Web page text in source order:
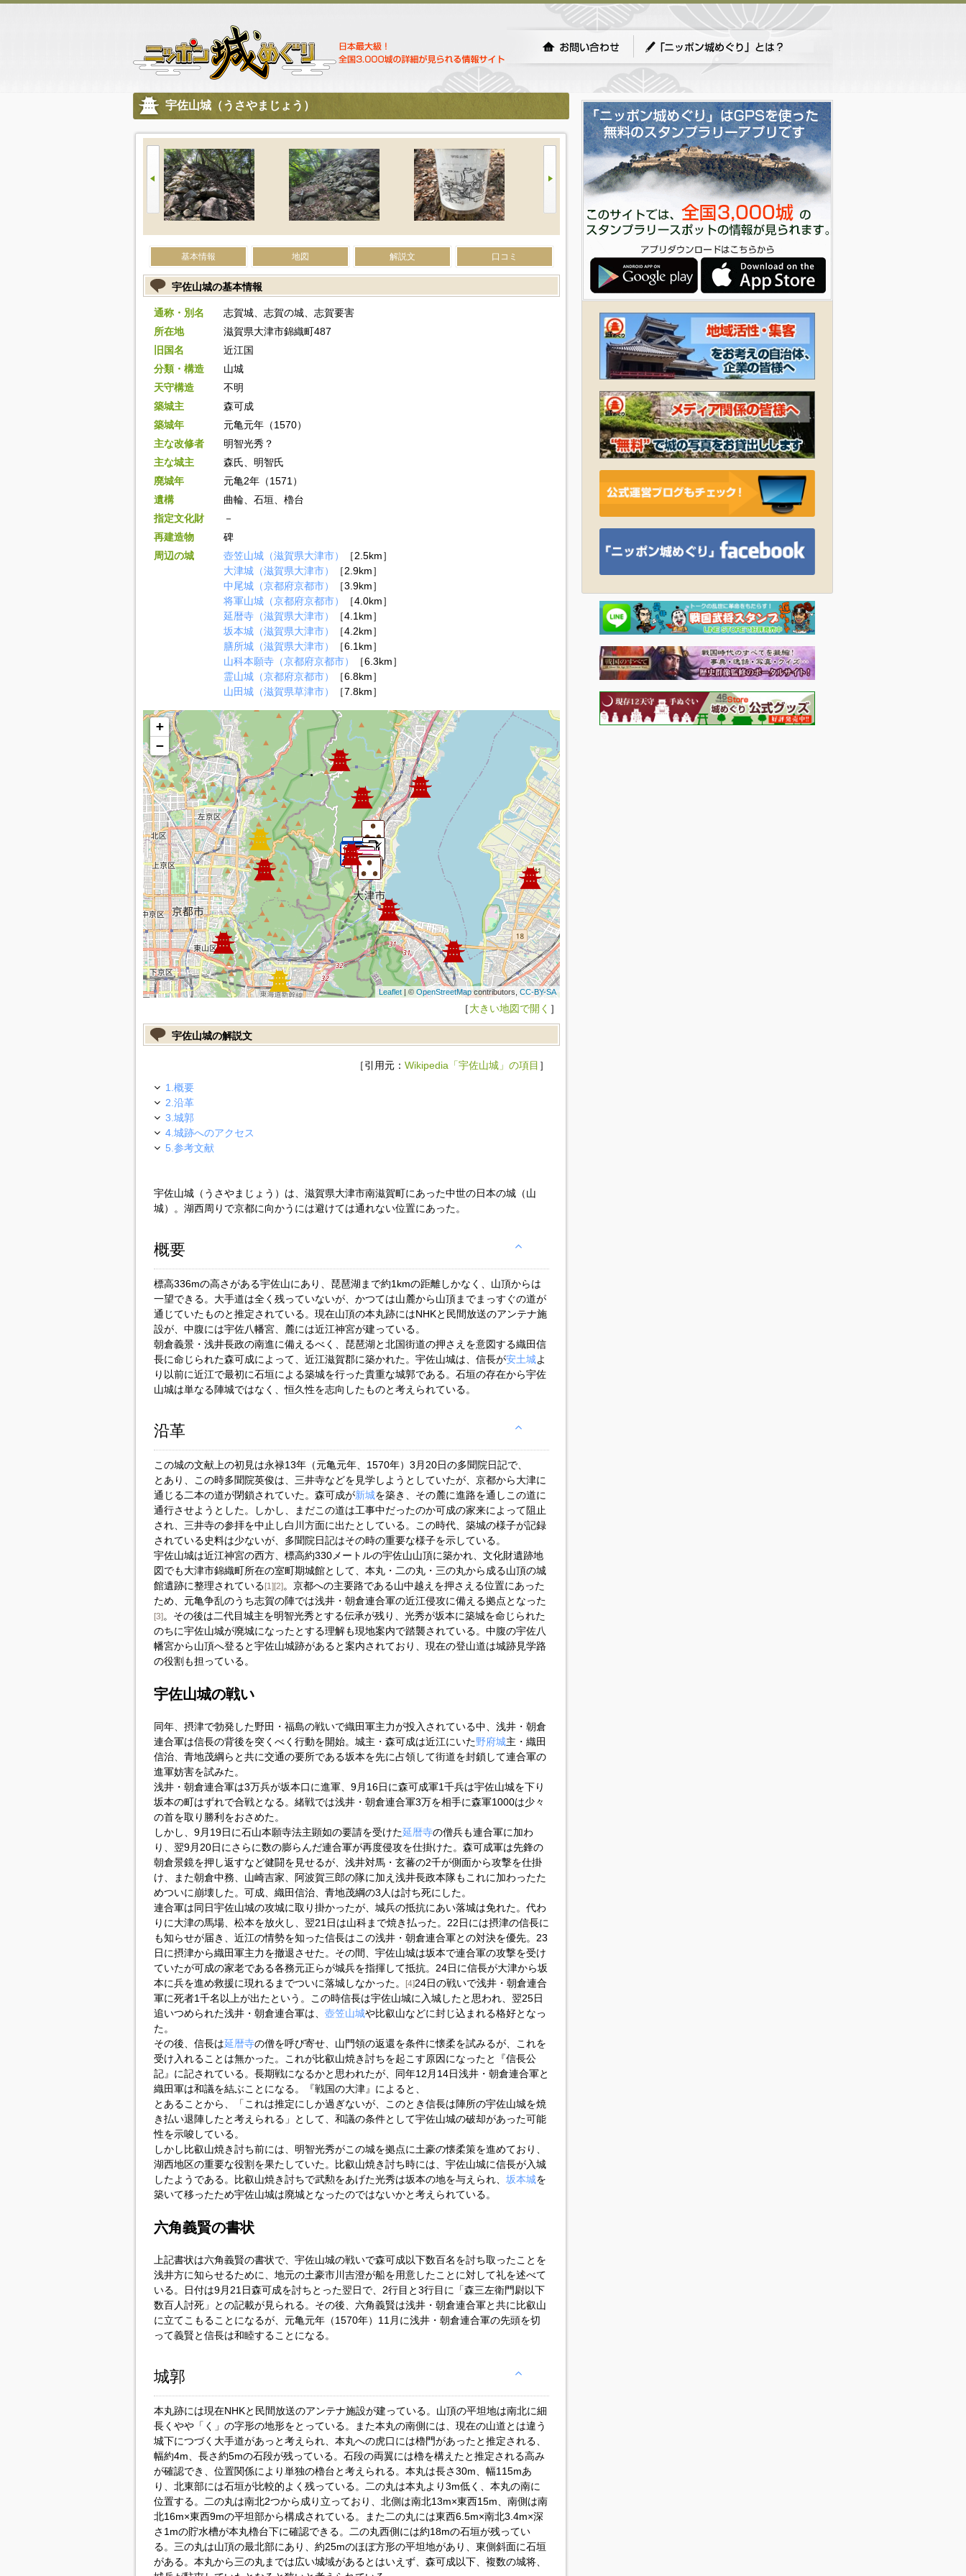
宇佐山城（うさやまじょう）
基本情報 地図 解説文 口コミ
宇佐山城の基本情報
通称・別名
志賀城、志賀の城、志賀要害
所在地
滋賀県大津市錦織町487
旧国名
近江国
分類・構造
山城
天守構造
不明
築城主
森可成
築城年
元亀元年（1570）
主な改修者
明智光秀？
主な城主
森氏、明智氏
廃城年
元亀2年（1571）
遺構
曲輪、石垣、櫓台
指定文化財
－
再建造物
碑
周辺の城
壺笠山城（滋賀県大津市）
［2.5km］
大津城（滋賀県大津市）
［2.9km］
中尾城（京都府京都市）
［3.9km］
将軍山城（京都府京都市）
［4.0km］
延暦寺（滋賀県大津市）
［4.1km］
坂本城（滋賀県大津市）
［4.2km］
膳所城（滋賀県大津市）
［6.1km］
山科本願寺（京都府京都市）
［6.3km］
霊山城（京都府京都市）
［6.8km］
山田城（滋賀県草津市）
［7.8km］
+
−
Leaflet| © OpenStreetMapcontributors, CC-BY-SA
［大きい地図で開く ］
宇佐山城の解説文
［引用元： Wikipedia「宇佐山城」の項目 ］
1.概要
2.沿革
3.城郭
4.城跡へのアクセス
5.参考文献
宇佐山城（うさやまじょう）は、滋賀県大津市南滋賀町にあった中世の日本の城（山
城）。湖西周りで京都に向かうには避けては通れない位置にあった。
概要
標高336mの高さがある宇佐山にあり、琵琶湖まで約1kmの距離しかなく、山頂からは
一望できる。大手道は全く残っていないが、かつては山麓から山頂までまっすぐの道が
通じていたものと推定されている。現在山頂の本丸跡にはNHKと民間放送のアンテナ施
設が、中腹には宇佐八幡宮、麓には近江神宮が建っている。
朝倉義景・浅井長政の南進に備えるべく、琵琶湖と北国街道の押さえを意図する織田信
長に命じられた森可成によって、近江滋賀郡に築かれた。宇佐山城は、信長が安土城よ
り以前に近江で最初に石垣による築城を行った貴重な城郭である。石垣の存在から宇佐
山城は単なる陣城ではなく、恒久性を志向したものと考えられている。
沿革
この城の文献上の初見は永禄13年（元亀元年、1570年）3月20日の多聞院日記で、
とあり、この時多聞院英俊は、三井寺などを見学しようとしていたが、京都から大津に
通じる二本の道が閉鎖されていた。森可成が新城を築き、その麓に進路を通しこの道に
通行させようとした。しかし、まだこの道は工事中だったのか可成の家来によって阻止
され、三井寺の参拝を中止し白川方面に出たとしている。この時代、築城の様子が記録
されている史料は少ないが、多聞院日記はその時の重要な様子を示している。
宇佐山城は近江神宮の西方、標高約330メートルの宇佐山山頂に築かれ、文化財遺跡地
図でも大津市錦織町所在の室町期城館として、本丸・二の丸・三の丸から成る山頂の城
館遺跡に整理されている [1] [2]。京都への主要路である山中越えを押さえる位置にあった
ため、元亀争乱のうち志賀の陣では浅井・朝倉連合軍の近江侵攻に備える拠点となった
[3]。その後は二代目城主を明智光秀とする伝承が残り、光秀が坂本に築城を命じられた
のちに宇佐山城が廃城になったとする理解も現地案内で踏襲されている。中腹の宇佐八
幡宮から山頂へ登ると宇佐山城跡があると案内されており、現在の登山道は城跡見学路
の役割も担っている。
宇佐山城の戦い
同年、摂津で勃発した野田・福島の戦いで織田軍主力が投入されている中、浅井・朝倉
連合軍は信長の背後を突くべく行動を開始。城主・森可成は近江にいた野府城主・織田
信治、青地茂綱らと共に交通の要所である坂本を先に占領して街道を封鎖して連合軍の
進軍妨害を試みた。
浅井・朝倉連合軍は3万兵が坂本口に進軍、9月16日に森可成軍1千兵は宇佐山城を下り
坂本の町はずれで合戦となる。緒戦では浅井・朝倉連合軍3万を相手に森軍1000は少々
の首を取り勝利をおさめた。
しかし、9月19日に石山本願寺法主顕如の要請を受けた延暦寺の僧兵も連合軍に加わ
り、翌9月20日にさらに数の膨らんだ連合軍が再度侵攻を仕掛けた。森可成軍は先鋒の
朝倉景鏡を押し返すなど健闘を見せるが、浅井対馬・玄蕃の2千が側面から攻撃を仕掛
け、また朝倉中務、山崎吉家、阿波賀三郎の隊に加え浅井長政本隊もこれに加わったた
めついに崩壊した。可成、織田信治、青地茂綱の3人は討ち死にした。
連合軍は同日宇佐山城の攻城に取り掛かったが、城兵の抵抗にあい落城は免れた。代わ
りに大津の馬場、松本を放火し、翌21日は山科まで焼き払った。22日には摂津の信長に
も知らせが届き、近江の情勢を知った信長はこの浅井・朝倉連合軍との対決を優先。23
日に摂津から織田軍主力を撤退させた。その間、宇佐山城は坂本で連合軍の攻撃を受け
ていたが可成の家老である各務元正らが城兵を指揮して抵抗。24日に信長が大津から坂
本に兵を進め救援に現れるまでついに落城しなかった。
[4]24日の戦いで浅井・朝倉連合
軍に死者1千名以上が出たという。この時信長は宇佐山城に入城したと思われ、翌25日
追いつめられた浅井・朝倉連合軍は、 壺笠山城や比叡山などに封じ込まれる格好となっ
た。
その後、信長は延暦寺の僧を呼び寄せ、山門領の返還を条件に懐柔を試みるが、これを
受け入れることは無かった。これが比叡山焼き討ちを起こす原因になったと『信長公
記』に記されている。長期戦になるかと思われたが、同年12月14日浅井・朝倉連合軍と
織田軍は和議を結ぶことになる。『戦国の大津』によると、
とあることから、「これは推定にしか過ぎないが、このとき信長は陣所の宇佐山城を焼
き払い退陣したと考えられる」として、和議の条件として宇佐山城の破却があった可能
性を示唆している。
しかし比叡山焼き討ち前には、明智光秀がこの城を拠点に土豪の懐柔策を進めており、
湖西地区の重要な役割を果たしていた。比叡山焼き討ち時には、宇佐山城に信長が入城
したようである。比叡山焼き討ちで武勲をあげた光秀は坂本の地を与えられ、 坂本城を
築いて移ったため宇佐山城は廃城となったのではないかと考えられている。
六角義賢の書状
上記書状は六角義賢の書状で、宇佐山城の戦いで森可成以下数百名を討ち取ったことを
浅井方に知らせるために、地元の土豪市川吉澄が船を用意したことに対して礼を述べて
いる。日付は9月21日森可成を討ちとった翌日で、2行目と3行目に「森三左衛門尉以下
数百人討死」との記載が見られる。その後、六角義賢は浅井・朝倉連合軍と共に比叡山
に立てこもることになるが、元亀元年（1570年）11月に浅井・朝倉連合軍の先頭を切
って義賢と信長は和睦することになる。
城郭
本丸跡には現在NHKと民間放送のアンテナ施設が建っている。山頂の平坦地は南北に細
長くやや「く」の字形の地形をとっている。また本丸の南側には、現在の山道とは違う
城下につづく大手道があっと考えられ、本丸への虎口には櫓門があったと推定される、
幅約4m、長さ約5mの石段が残っている。石段の両翼には櫓を構えたと推定される高み
が確認でき、位置関係により単独の櫓台と考えられる。本丸は長さ30m、幅115mあ
り、北東部には石垣が比較的よく残っている。二の丸は本丸より3m低く、本丸の南に
位置する。二の丸は南北2つから成り立っており、北側は南北13m×東西15m、南側は南
北16m×東西9mの平坦部から構成されている。また二の丸には東西6.5m×南北3.4m×深
さ1mの貯水槽が本丸櫓台下に確認できる。二の丸西側には約18mの石垣が残ってい
る。三の丸は山頂の最北部にあり、約25mのほぼ方形の平坦地があり、東側斜面に石垣
がある。本丸から三の丸までは広い城域があるとはいえず、森可成以下、複数の城将、